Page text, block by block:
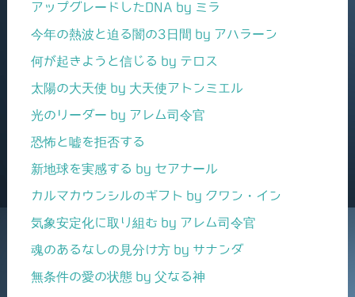
アップグレードしたDNA by ミラ
今年の熱波と迫る闇の3日間 by アハラーン
何が起きようと信じる by テロス
太陽の大天使 by 大天使アトンミエル
光のリーダー by アレム司令官
恐怖と嘘を拒否する
新地球を実感する by セアナール
カルマカウンシルのギフト by クワン・イン
気象安定化に取り組む by アレム司令官
魂のあるなしの見分け方 by サナンダ
無条件の愛の状態 by 父なる神